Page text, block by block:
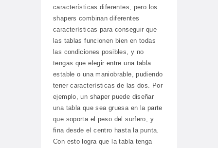
características diferentes, pero los
shapers combinan diferentes
características para conseguir que
las tablas funcionen bien en todas
las condiciones posibles, y no
tengas que elegir entre una tabla
estable o una maniobrable, pudiendo
tener características de las dos. Por
ejemplo, un shaper puede diseñar
una tabla que sea gruesa en la parte
que soporta el peso del surfero, y
fina desde el centro hasta la punta.
Con esto logra que la tabla tenga